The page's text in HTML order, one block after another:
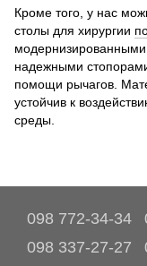
Кроме того, у нас
столы для хирургии
надежными
помощи рычагов.
устойчив к
среды.
098 772-34-34
098 337-27-27